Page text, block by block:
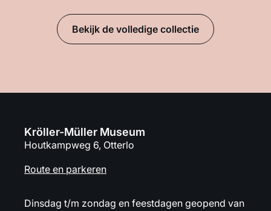
Bekijk de volledige collectie
Kröller-Müller Museum
Houtkampweg 6, Otterlo
Route en parkeren
Dinsdag t/m zondag en feestdagen geopend van